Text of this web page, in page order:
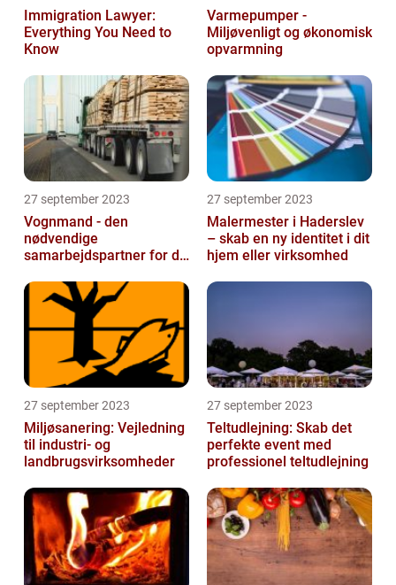
Immigration Lawyer:
Everything You Need to
Know
Varmepumper -
Miljøvenligt og økonomisk
opvarmning
27 september 2023
Vognmand - den
nødvendige
samarbejdspartner for dit
27 september 2023
Malermester i Haderslev
– skab en ny identitet i dit
hjem eller virksomhed
27 september 2023
Miljøsanering: Vejledning
til industri- og
landbrugsvirksomheder
27 september 2023
Teltudlejning: Skab det
perfekte event med
professionel teltudlejning